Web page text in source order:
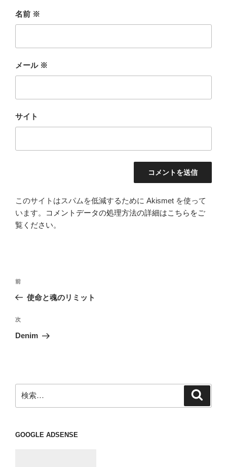
名前 ※
メール ※
サイト
このサイトはスパムを低減するために Akismet を使って
います。
コメントデータの処理方法の詳細はこちらをご
覧ください。
投
ナ
ビ
ゲ
ン
前
の
稿
前
使命と魂のリミット
次
の
次
Denim
索:
GOOGLE ADSENSE